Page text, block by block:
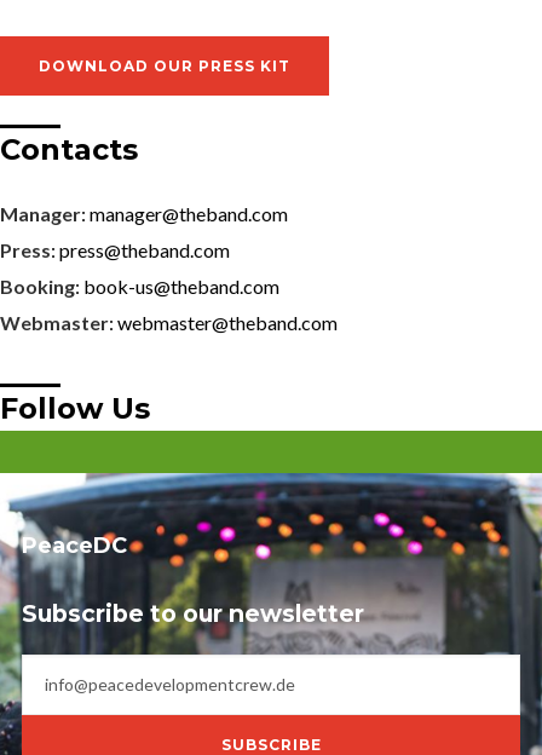
DOWNLOAD OUR PRESS KIT
Contacts
Manager: manager@theband.com
Press: press@theband.com
Booking: book-us@theband.com
Webmaster: webmaster@theband.com
Follow Us
PeaceDC
Subscribe to our newsletter
SUBSCRIBE